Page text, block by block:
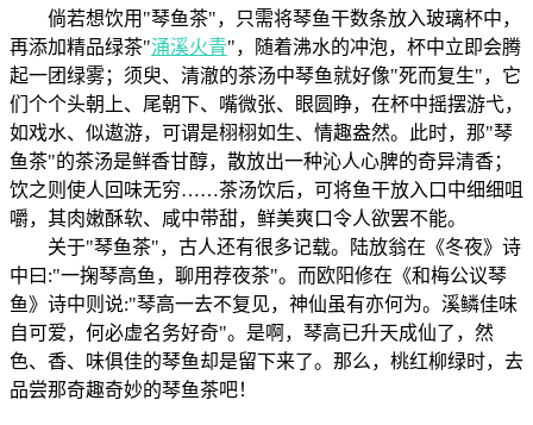
倘若想饮用"琴鱼茶"，只需将琴鱼干数条放入玻璃杯中，
再添加精品绿茶"涌溪火青"，随着沸水的冲泡，杯中立即会腾
起一团绿雾；须臾、清澈的茶汤中琴鱼就好像"死而复生"，它
们个个头朝上、尾朝下、嘴微张、眼圆睁，在杯中摇摆游弋，
如戏水、似遨游，可谓是栩栩如生、情趣盎然。此时，那"琴
鱼茶"的茶汤是鲜香甘醇，散放出一种沁人心脾的奇异清香；
饮之则使人回味无穷……茶汤饮后，可将鱼干放入口中细细咀
嚼，其肉嫩酥软、咸中带甜，鲜美爽口令人欲罢不能。
关于"琴鱼茶"，古人还有很多记载。陆放翁在《冬夜》诗
中曰:"一掬琴高鱼，聊用荐夜茶"。而欧阳修在《和梅公议琴
鱼》诗中则说:"琴高一去不复见，神仙虽有亦何为。溪鳞佳味
自可爱，何必虚名务好奇"。是啊，琴高已升天成仙了，然
色、香、味俱佳的琴鱼却是留下来了。那么，桃红柳绿时，去
品尝那奇趣奇妙的琴鱼茶吧！